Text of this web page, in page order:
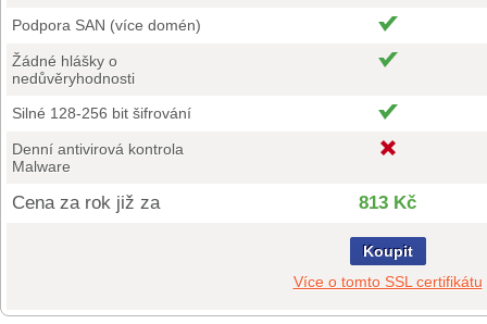
Podpora SAN (více domén)
Žádné hlášky o
nedůvěryhodnosti
Silné 128-256 bit šifrování
Denní antivirová kontrola
Malware
Cena za rok již za 813 Kč
Koupit
Více o tomto SSL certifikátu